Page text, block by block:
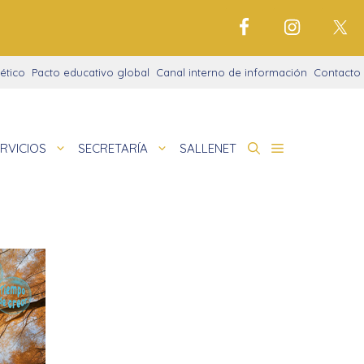
Pacto educativo global Canal interno de información Contacto
didácticas
justo
SECRETARÍA SALLENET